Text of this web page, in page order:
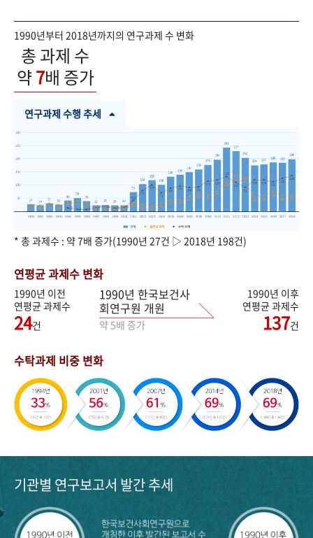
1990년부터 2018년까지의 연구과제 수 변화
총 과제 수
약7배 증가
연구과제 수행 추세
* 총 과제수 : 약 7배 증가(1990년 27건 ▷ 2018년 198건)
연평균 과제수 변화
1990년 이전
연평균 과제수
24건
1990년 한국보건사
회연구원 개원
약 5배 증가
1990년 이후
연평균 과제수
137건
수탁과제 비중 변화
기관별 연구보고서 발간 추세